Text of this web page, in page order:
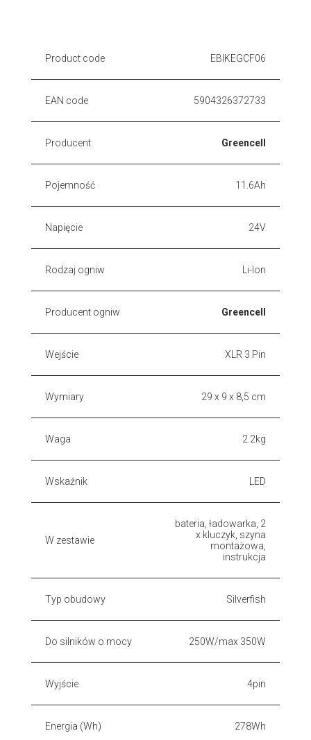
Product code EBIKEGCF06
EAN code 5904326372733
Producent Greencell
Pojemność 11.6Ah
Napięcie 24V
Rodzaj ogniw Li-Ion
Producent ogniw Greencell
Wejście XLR 3 Pin
Wymiary 29 x 9 x 8,5 cm
Waga 2.2kg
Wskaźnik LED
W zestawie
bateria, ładowarka, 2
x kluczyk, szyna
montażowa,
instrukcja
Typ obudowy Silverfish
Do silników o mocy 250W/max 350W
Wyjście 4pin
Energia (Wh) 278Wh